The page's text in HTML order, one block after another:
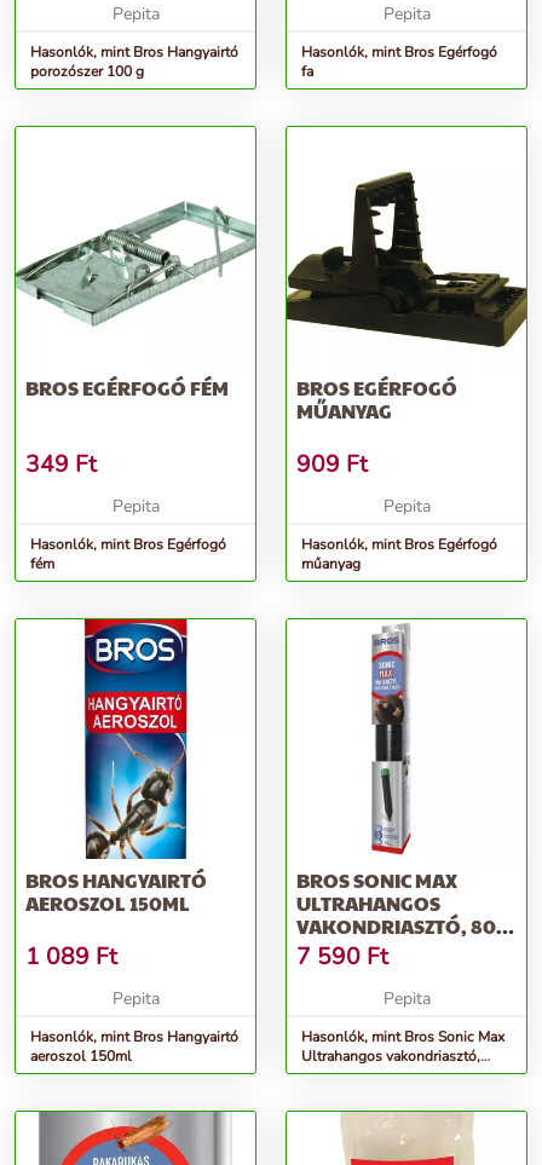
Pepita
Hasonlók, mint Bros Hangyairtó
porozószer 100 g
Pepita
Hasonlók, mint Bros Egérfogó
fa
BROS EGÉRFOGÓ FÉM
349 Ft
Pepita
Hasonlók, mint Bros Egérfogó
fém
BROS EGÉRFOGÓ
MŰANYAG
909 Ft
Pepita
Hasonlók, mint Bros Egérfogó
műanyag
BROS HANGYAIRTÓ
AEROSZOL 150ML
1 089 Ft
Pepita
Hasonlók, mint Bros Hangyairtó
aeroszol 150ml
BROS SONIC MAX
ULTRAHANGOS
VAKONDRIASZTÓ, 800-
1000M2 HATÓTERÜLET
7 590 Ft
Pepita
Hasonlók, mint Bros Sonic Max
Ultrahangos vakondriasztó,
800-1000m2 hatóterület